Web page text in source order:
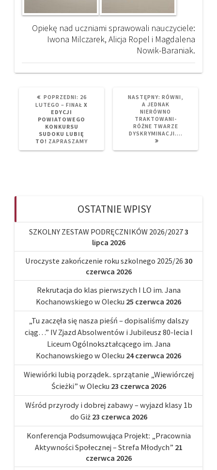
Opiekę nad uczniami sprawowali nauczyciele:
Iwona Milczarek, Alicja Ropel i Magdalena
Nowik-Baraniak.
POPRZEDNI: PREVIOUS
POST:
26
LUTEGO – FINAŁ X
EDYCJI
POWIATOWEGO
KONKURSU
SUDOKU LUBIĘ
TO! ZAPRASZAMY
NASTĘPNY: NEXT
POST:
RÓWNI,
A JEDNAK
NIERÓWNO
TRAKTOWANI-
RÓŻNE TWARZE
DYSKRYMINACJI….
OSTATNIE WPISY
SZKOLNY ZESTAW PODRĘCZNIKÓW 2026/20273
lipca 2026
Uroczyste zakończenie roku szkolnego 2025/26 30
czerwca 2026
Rekrutacja do klas pierwszych I LO im. Jana
Kochanowskiego w Olecku 25 czerwca 2026
„Tu zaczęła się nasza pieśń – dopisaliśmy dalszy
ciąg…” IV Zjazd Absolwentów i Jubileusz 80-lecia I
Liceum Ogólnokształcącego im. Jana
Kochanowskiego w Olecku 24 czerwca 2026
Wiewiórki lubią porządek.. sprzątanie „Wiewiórczej
Ścieżki” w Olecku 23 czerwca 2026
Wśród przyrody i dobrej zabawy – wyjazd klasy 1b
do Giż 23 czerwca 2026
Konferencja Podsumowująca Projekt: „Pracownia
Aktywności Społecznej – Strefa Młodych” 21
czerwca 2026